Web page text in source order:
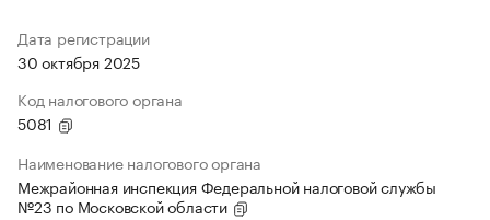
Дата регистрации
30 октября 2025
Код налогового органа
5081
Наименование налогового органа
Межрайонная инспекция Федеральной налоговой службы
№23 по Московской области